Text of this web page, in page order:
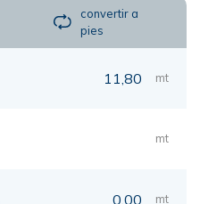
convertir a
pies
11,80 mt
mt
0,00 mt